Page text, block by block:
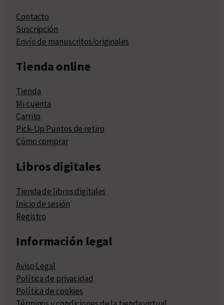
Contacto
Suscripción
Envío de manuscritos/originales
Tienda online
Tienda
Mi cuenta
Carrito
Pick-Up Puntos de retiro
Cómo comprar
Libros digitales
Tienda de libros digitales
Inicio de sesión
Registro
Información legal
Aviso Legal
Política de privacidad
Política de cookies